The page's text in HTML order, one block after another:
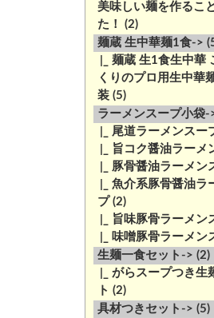
美味しい麺を作るこ
た！
(2)
麺蔵 生中華麺1食->
|_ 麺蔵 生1食生中華
くりのプロ用生中華
装(5)
ラーメンスープ小袋-
|_ 尾道ラーメンスー
|_ 旨コク醤油ラーメ
|_ 豚骨醤油ラーメン
|_ 魚介系豚骨醤油ラ
プ(2)
|_ 旨味豚骨ラーメン
|_ 味噌豚骨ラーメン
生麺一食セット-> (2)
|_ がらスープつき生
ト (2)
具材つきセット-> (5)